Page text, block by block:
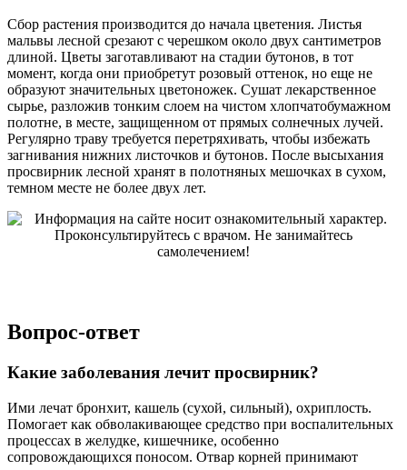
Сбор растения производится до начала цветения. Листья
мальвы лесной срезают с черешком около двух сантиметров
длиной. Цветы заготавливают на стадии бутонов, в тот
момент, когда они приобретут розовый оттенок, но еще не
образуют значительных цветоножек. Сушат лекарственное
сырье, разложив тонким слоем на чистом хлопчатобумажном
полотне, в месте, защищенном от прямых солнечных лучей.
Регулярно траву требуется перетряхивать, чтобы избежать
загнивания нижних листочков и бутонов. После высыхания
просвирник лесной хранят в полотняных мешочках в сухом,
темном месте не более двух лет.
Вопрос-ответ
Какие заболевания лечит просвирник?
Ими лечат бронхит, кашель (сухой, сильный), охриплость.
Помогает как обволакивающее средство при воспалительных
процессах в желудке, кишечнике, особенно
сопровождающихся поносом. Отвар корней принимают